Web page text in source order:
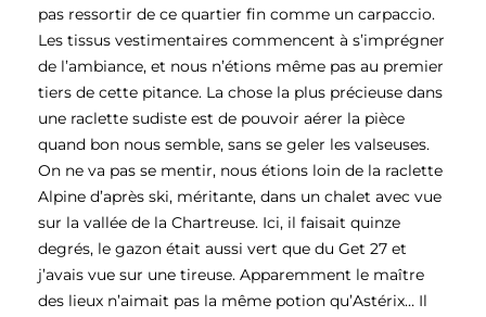
pas ressortir de ce quartier fin comme un carpaccio.
Les tissus vestimentaires commencent à s’imprégner
de l’ambiance, et nous n’étions même pas au premier
tiers de cette pitance. La chose la plus précieuse dans
une raclette sudiste est de pouvoir aérer la pièce
quand bon nous semble, sans se geler les valseuses.
On ne va pas se mentir, nous étions loin de la raclette
Alpine d’après ski, méritante, dans un chalet avec vue
sur la vallée de la Chartreuse. Ici, il faisait quinze
degrés, le gazon était aussi vert que du Get 27 et
j’avais vue sur une tireuse. Apparemment le maître
des lieux n’aimait pas la même potion qu’Astérix… Il